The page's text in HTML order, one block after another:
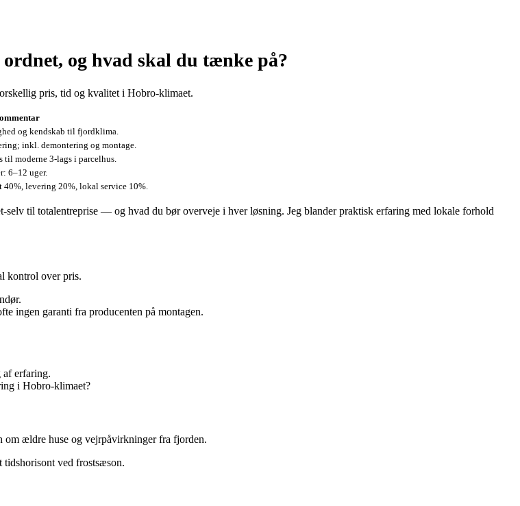
og hvad skal du tænke på?
pris, tid og kvalitet i Hobro‑klimaet.
og kendskab til fjordklima.
inkl. demontering og montage.
moderne 3‑lags i parcelhus.
6–12 uger.
levering 20%, lokal service 10%.
til totalentreprise — og hvad du bør overveje i hver løsning. Jeg blander praktisk erfaring med lokale forhold
kontrol over pris.
ingen garanti fra producenten på montagen.
erfaring.
i Hobro‑klimaet?
ældre huse og vejrpåvirkninger fra fjorden.
ved frostsæson.